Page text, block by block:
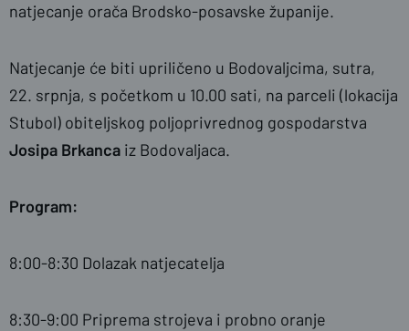
natjecanje orača Brodsko-posavske županije.
Natjecanje će biti upriličeno u Bodovaljcima, sutra,
22. srpnja, s početkom u 10.00 sati, na parceli (lokacija
Stubol) obiteljskog poljoprivrednog gospodarstva
Josipa Brkanca iz Bodovaljaca.
Program:
8:00-8:30 Dolazak natjecatelja
8:30-9:00 Priprema strojeva i probno oranje